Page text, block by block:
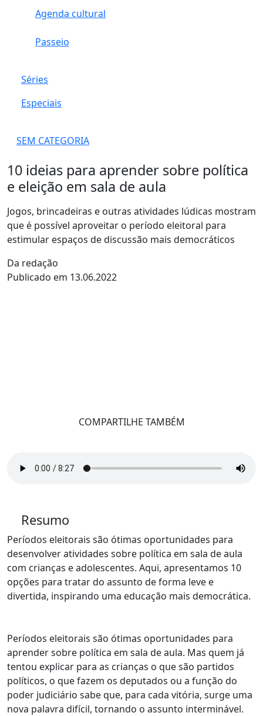
Agenda cultural
Passeio
Séries
Especiais
SEM CATEGORIA
10 ideias para aprender sobre política
e eleição em sala de aula
Jogos, brincadeiras e outras atividades lúdicas mostram
que é possível aproveitar o período eleitoral para
estimular espaços de discussão mais democráticos
Da redação
Publicado em 13.06.2022
COMPARTILHE TAMBÉM
Resumo
Períodos eleitorais são ótimas oportunidades para
desenvolver atividades sobre política em sala de aula
com crianças e adolescentes. Aqui, apresentamos 10
opções para tratar do assunto de forma leve e
divertida, inspirando uma educação mais democrática.
Períodos eleitorais são ótimas oportunidades para
aprender sobre política em sala de aula. Mas quem já
tentou explicar para as crianças o que são partidos
políticos, o que fazem os deputados ou a função do
poder judiciário sabe que, para cada vitória, surge uma
nova palavra difícil, tornando o assunto interminável.